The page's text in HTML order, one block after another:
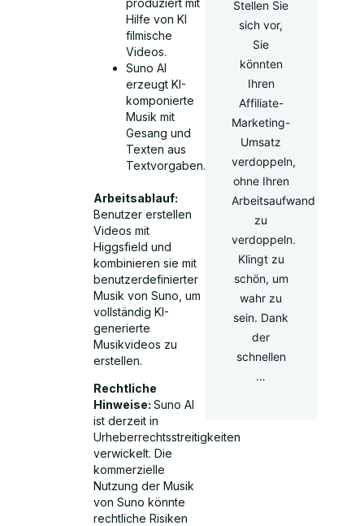
Hilfe von KI
filmische
Videos.
Suno AI
erzeugt KI-
komponierte
Musik mit
Gesang und
Texten aus
Textvorgaben.
Arbeitsablauf:
Benutzer erstellen
Videos mit
Higgsfield und
kombinieren sie mit
benutzerdefinierter
Musik von Suno, um
vollständig KI-
generierte
Musikvideos zu
erstellen.
Rechtliche
Hinweise:Suno AI
ist derzeit in
Urheberrechtsstreitigkeiten
verwickelt. Die
kommerzielle
Nutzung der Musik
von Suno könnte
rechtliche Risiken
Stellen Sie
sich vor,
Sie
könnten
Ihren
Affiliate-
Marketing-
Umsatz
verdoppeln,
ohne Ihren
Arbeitsaufwand
zu
verdoppeln.
Klingt zu
schön, um
wahr zu
sein. Dank
der
schnellen
…